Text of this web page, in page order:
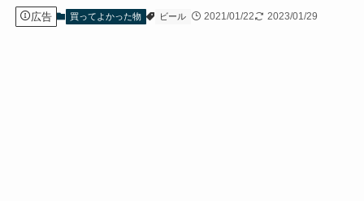
広告 買ってよかった物 ビール 2021/01/22 2023/01/29